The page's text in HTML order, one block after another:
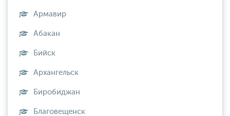
Армавир
Абакан
Бийск
Архангельск
Биробиджан
Благовещенск